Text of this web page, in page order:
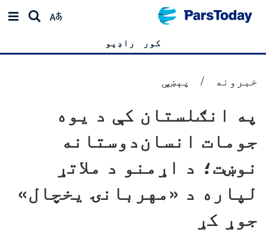
کور راډیو
خبرونه / پېښې
په انګلستان کې د یوه
جومات انسان‌دوستانه
نوښت؛ د اړمنو د ملاتړ
لپاره د «مهربانۍ یخچال»
جوړ کړ